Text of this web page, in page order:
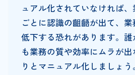
ュアル化されていなければ
ごとに認識の齟齬が出て、
低下する恐れがあります。
も業務の質や効率にムラが
りとマニュアル化しましょう。